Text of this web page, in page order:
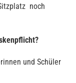
noch
und Schüler